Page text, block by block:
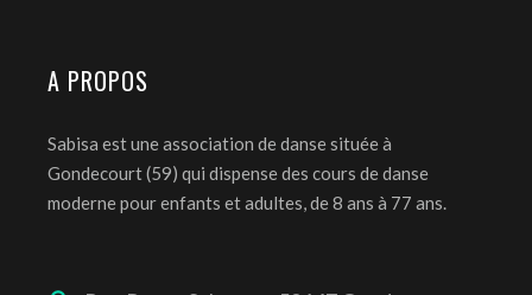
A PROPOS
Sabisa est une association de danse située à
Gondecourt (59) qui dispense des cours de danse
moderne pour enfants et adultes, de 8 ans à 77 ans.